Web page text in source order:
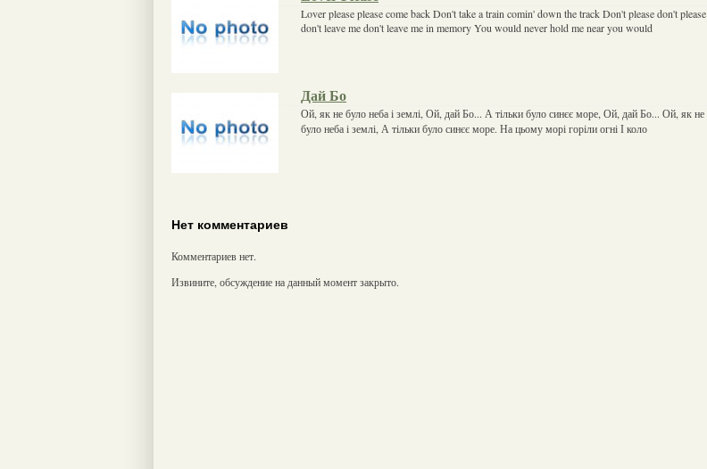
Lover please please come back Don't take a train comin' down the track Don't please don't please
don't leave me don't leave me in memory You would never hold me near you would
Дай Бо
Ой, як не було неба і землі, Ой, дай Бо... А тільки було синєє море, Ой, дай Бо... Ой, як не
було неба і землі, А тільки було синєє море. На цьому морі горіли огні І коло
Нет комментариев
Комментариев нет.
Извините, обсуждение на данный момент закрыто.